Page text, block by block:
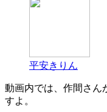
平安きりん
動画内では、作間さん
すよ。